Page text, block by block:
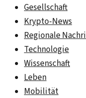
Gesellschaft
Krypto-News
Regionale
Technologie
Wissenschaft
Leben
Mobilität